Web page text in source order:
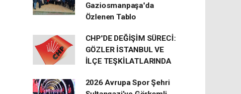
Gaziosmanpaşa'da
Özlenen Tablo
CHP'DE DEĞİŞİM SÜRECİ:
GÖZLER İSTANBUL VE
İLÇE TEŞKİLATLARINDA
2026 Avrupa Spor Şehri